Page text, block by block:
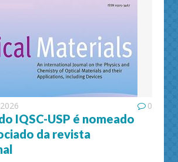
0
IQSC-USP é nomeado
da revista